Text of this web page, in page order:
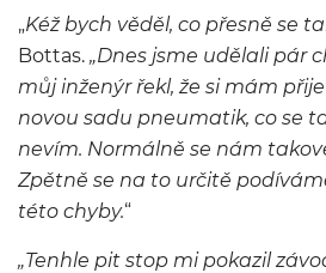
„Kéž bych věděl, co přesně se
Bottas. „Dnes jsme udělali pár
můj inženýr řekl, že si mám
novou sadu pneumatik, co se
nevím. Normálně se nám
Zpětně se na to určitě
této chyby.“
„Tenhle pit stop mi pokazil